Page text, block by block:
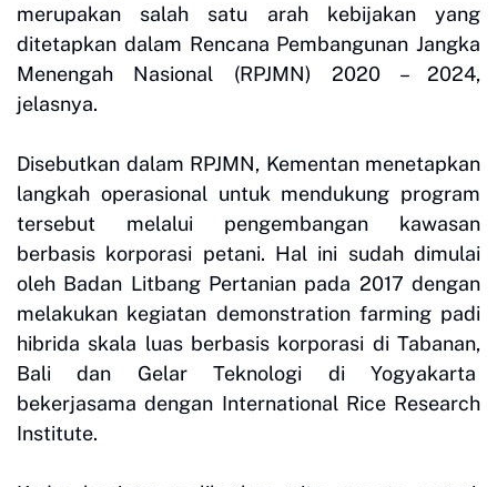
merupakan salah satu arah kebijakan yang
ditetapkan dalam Rencana Pembangunan Jangka
Menengah Nasional (RPJMN) 2020 – 2024,
jelasnya.
Disebutkan dalam RPJMN, Kementan menetapkan
langkah operasional untuk mendukung program
tersebut melalui pengembangan kawasan
berbasis korporasi petani. Hal ini sudah dimulai
oleh Badan Litbang Pertanian pada 2017 dengan
melakukan kegiatan demonstration farming padi
hibrida skala luas berbasis korporasi di Tabanan,
Bali dan Gelar Teknologi di Yogyakarta
bekerjasama dengan International Rice Research
Institute.